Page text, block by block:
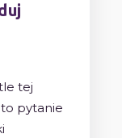
tej
pytanie